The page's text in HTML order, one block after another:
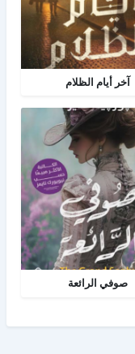
آخر أيام الظلام
صوفي الرائعة